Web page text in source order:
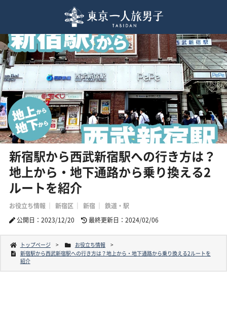
新宿駅から西武新宿駅への行き方は？
地上から・地下通路から乗り換える2
ルートを紹介
お役立ち情報 新宿区 新宿
鉄道・駅
公開日：2023/12/20
最終更新日：2024/02/06
トップページ
お役立ち情報
新宿駅から西武新宿駅への行き方は？地上から・地下通路から乗り換える2ルートを
紹介